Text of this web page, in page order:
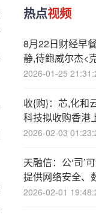
热点视频
8月22日财经早
静,待鲍威尔杰<
尔讲话，俄乌相
63.50关口
2026-01-25
收{购}：芯,化和
科技拟收购香港
升华兰德，获
2026-02-03
天融信：公‘司’
提供网络安全、
全、智算云等产
2026-02-01